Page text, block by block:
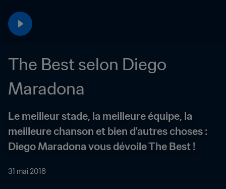
The Best selon Diego
Maradona
Le meilleur stade, la meilleure équipe, la
meilleure chanson et bien d'autres choses :
Diego Maradona vous dévoile The Best !
31 mai 2018